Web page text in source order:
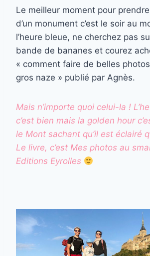
Le meilleur moment pour
d’un monument c’est le soir au
l’heure bleue, ne cherchez pas
bande de bananes et courez
« comment faire de belles
gros naze » publié par Agnès.
Mais n’importe quoi celui-la !
c’est bien mais la golden hour
le Mont sachant qu’il est éclairé
Le livre, c’est Mes photos au
Editions Eyrolles